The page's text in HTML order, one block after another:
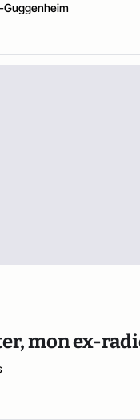
Guggenheim
mon ex-